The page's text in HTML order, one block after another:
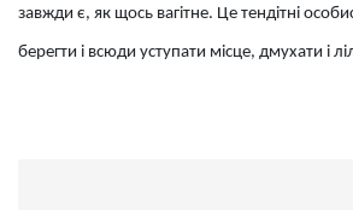
завжди є, як щось вагітне. Це тендітні
берегти і всюди уступати місце, дмухати і